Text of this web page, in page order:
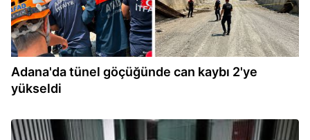
Adana'da tünel göçüğünde can kaybı 2'ye
yükseldi
11:04